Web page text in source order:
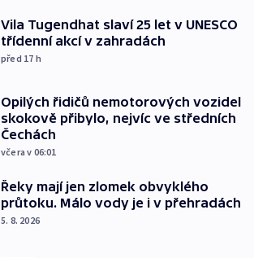
Vila Tugendhat slaví 25 let v UNESCO
třídenní akcí v zahradách
před 17 h
Opilých řidičů nemotorových vozidel
skokově přibylo, nejvíc ve středních
Čechách
včera v 06:01
Řeky mají jen zlomek obvyklého
průtoku. Málo vody je i v přehradách
5. 8. 2026